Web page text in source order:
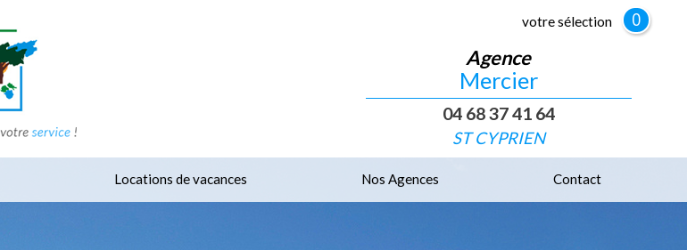
votre sélection 0
Agence
Mercier
04 68 37 41 64
ST CYPRIEN
Locations de vacances Nos Agences Contact